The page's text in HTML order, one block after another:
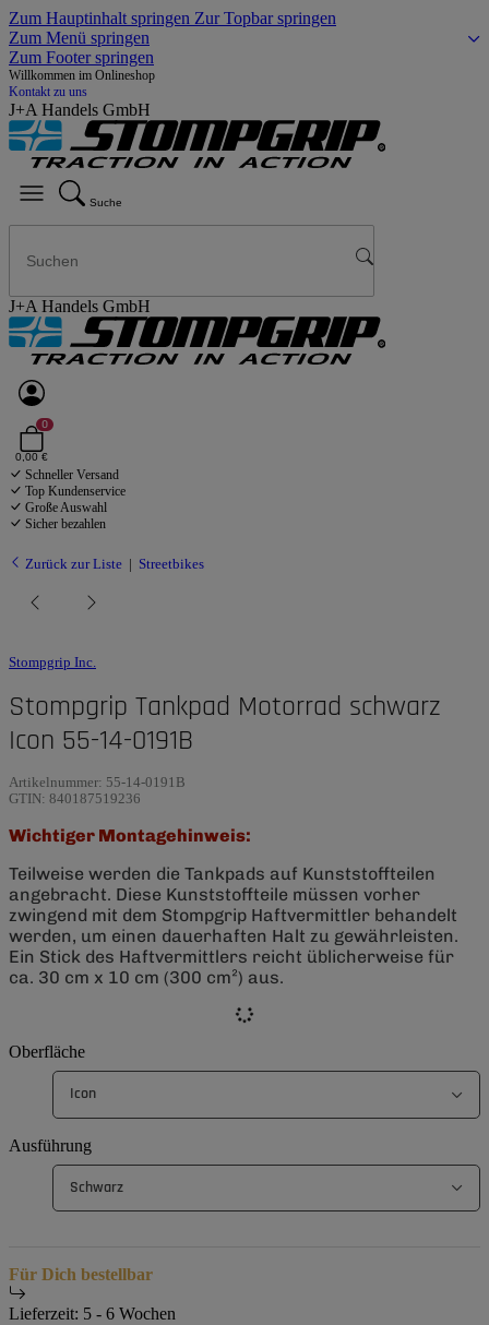
Zum Hauptinhalt springen Zur Topbar springen
Zum Menü springen
Zum Footer springen
Willkommen im Onlineshop
Kontakt zu uns
J+A Handels GmbH
Suche
J+A Handels GmbH
0
0,00 €
Schneller Versand
Top Kundenservice
Große Auswahl
Sicher bezahlen
Zurück zur Liste Streetbikes
Stompgrip Inc.
Stompgrip Tankpad Motorrad schwarz
Icon 55-14-0191B
Artikelnummer: 55-14-0191B
GTIN: 840187519236
Wichtiger Montagehinweis:
Teilweise werden die Tankpads auf Kunststoffteilen
angebracht. Diese Kunststoffteile müssen vorher
zwingend mit dem Stompgrip Haftvermittler behandelt
werden, um einen dauerhaften Halt zu gewährleisten.
Ein Stick des Haftvermittlers reicht üblicherweise für
ca. 30 cm x 10 cm (300 cm²) aus.
Oberfläche
Icon
Ausführung
Schwarz
Für Dich bestellbar
Lieferzeit: 5 - 6 Wochen